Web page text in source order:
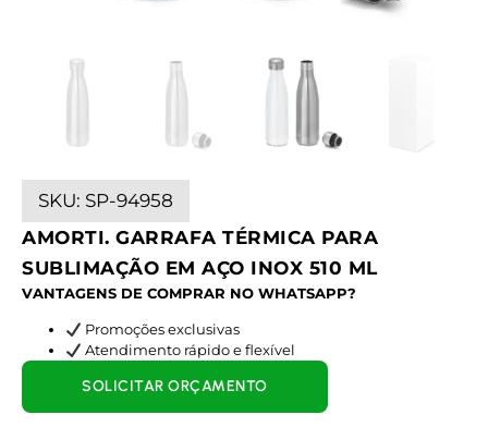
SKU: SP-94958
AMORTI. GARRAFA TÉRMICA PARA
SUBLIMAÇÃO EM AÇO INOX 510 ML
VANTAGENS DE COMPRAR NO WHATSAPP?
Promoções exclusivas
Atendimento rápido e flexível
SOLICITAR ORÇAMENTO